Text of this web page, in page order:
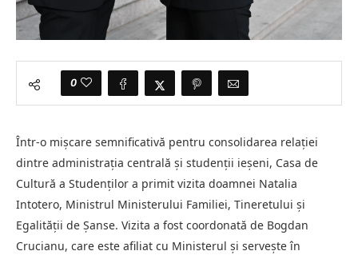
0
Într-o mișcare semnificativă pentru consolidarea relației
dintre administrația centrală și studenții ieșeni, Casa de
Cultură a Studenților a primit vizita doamnei Natalia
Intotero, Ministrul Ministerului Familiei, Tineretului și
Egalității de Șanse. Vizita a fost coordonată de Bogdan
Crucianu, care este afiliat cu Ministerul și servește în